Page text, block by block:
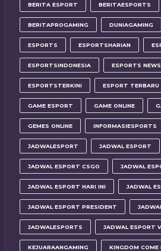
BERITA ESPORT BERITAESPORTS
BERITAPROGAMING DUNIAGAMING
ESPORTS ESPORTSHARIAN
ESPORTSINDONESIA ESPORTS NEWS
ESPORTSTERKINI ESPORT TERBARU
GAME ESPORT GAME ONLINE
GEMES ONLINE INFORMASIESPORTS
JADWALESPORT JADWAL ESPORT
JADWAL ESPORT CSGO JADWAL
JADWAL ESPORT HARI INI JADWAL
JADWAL ESPORT PRESIDENT
JADWALESPORTS JADWAL ESPORT
KEJUARAANGAMING KINGDOM COME